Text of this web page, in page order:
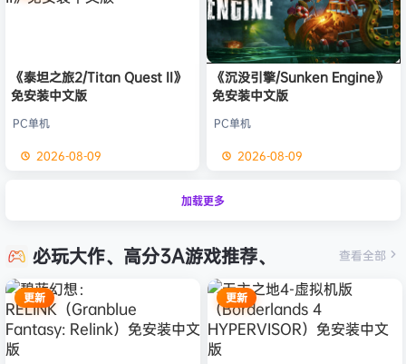
《泰坦之旅2/Titan Quest II》
免安装中文版
PC单机
2026-08-09
《沉没引擎/Sunken Engine》
免安装中文版
PC单机
2026-08-09
加载更多
必玩大作、高分3A游戏推荐、 查看全部
更新 更新